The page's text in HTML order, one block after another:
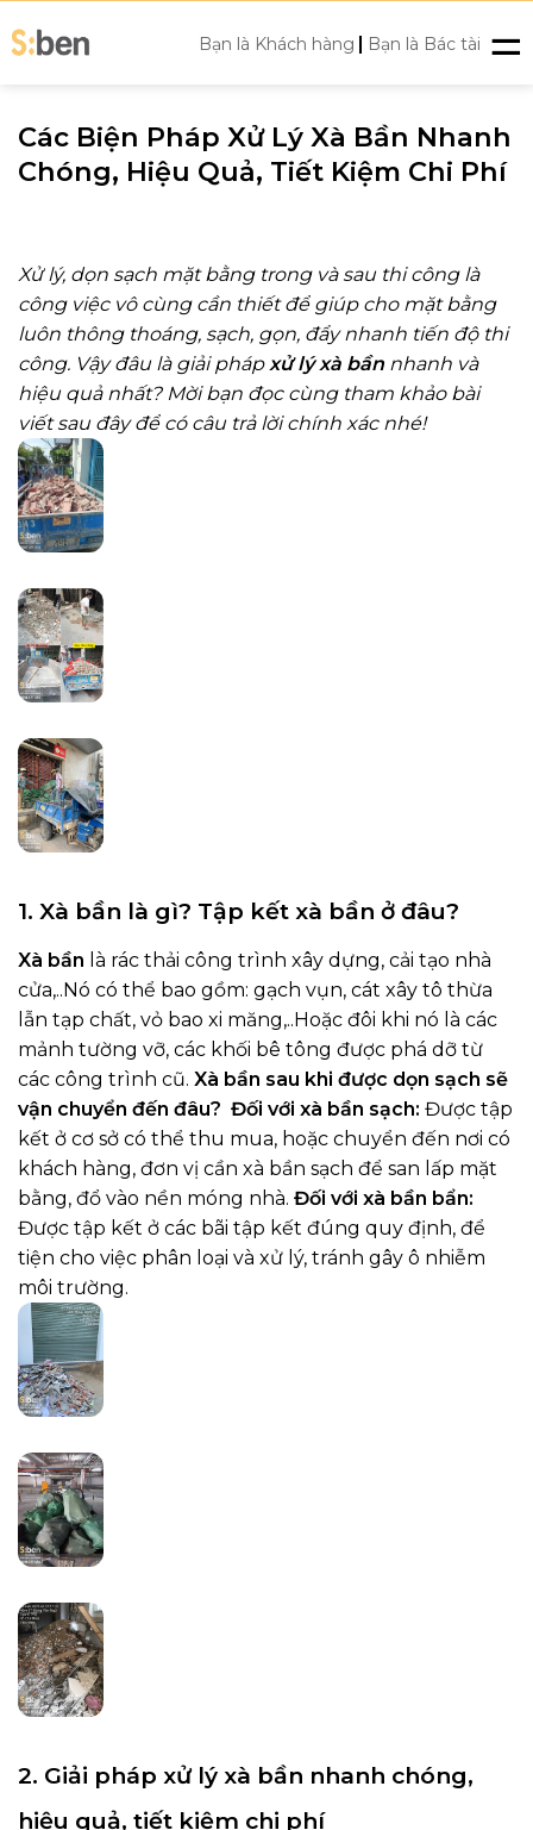
to
Bạn là Khách hàng | Bạn là Bác tài
Các Biện Pháp Xử Lý Xà Bần Nhanh
Chóng, Hiệu Quả, Tiết Kiệm Chi Phí
Xử lý, dọn sạch mặt bằng trong và sau thi công là
công việc vô cùng cần thiết để giúp cho mặt bằng
luôn thông thoáng, sạch, gọn, đẩy nhanh tiến độ thi
công. Vậy đâu là giải phápxử lý xà bần nhanh và
hiệu quả nhất? Mời bạn đọc cùng tham khảo bài
viết sau đây để có câu trả lời chính xác nhé!
1. Xà bần là gì? Tập kết xà bần ở đâu?
Xà bần là rác thải công trình xây dựng, cải tạo nhà
cửa,..Nó có thể bao gồm: gạch vụn, cát xây tô thừa
lẫn tạp chất, vỏ bao xi măng,..Hoặc đôi khi nó là các
mảnh tường vỡ, các khối bê tông được phá dỡ từ
các công trình cũ. Xà bần sau khi được dọn sạch sẽ
vận chuyển đến đâu? Đối với xà bần sạch: Được tập
kết ở cơ sở có thể thu mua, hoặc chuyển đến nơi có
khách hàng, đơn vị cần xà bần sạch để san lấp mặt
bằng, đổ vào nền móng nhà. Đối với xà bần bẩn:
Được tập kết ở các bãi tập kết đúng quy định, để
tiện cho việc phân loại và xử lý, tránh gây ô nhiễm
môi trường.
2. Giải pháp xử lý xà bần nhanh chóng,
hiệu quả, tiết kiệm chi phí